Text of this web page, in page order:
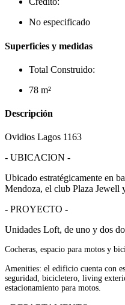
No especificado
Superficies y medidas
Total Construido:
78 m²
Descripción
Ovidios Lagos 1163
- UBICACION -
Ubicado estratégicamente en
Mendoza, el club Plaza Jewell
- PROYECTO -
Unidades Loft, de uno y dos
Cocheras, espacio para motos y
Amenities: el edificio cuenta con
seguridad, bicicletero, living
estacionamiento para motos.